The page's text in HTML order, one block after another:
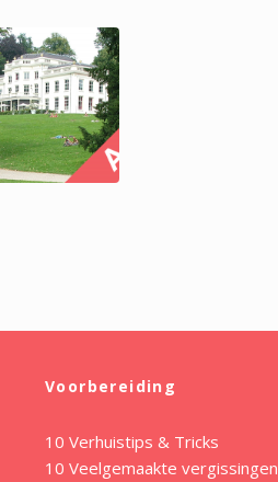
Voorbereiding
10 Verhuistips & Tricks
10 Veelgemaakte vergissingen